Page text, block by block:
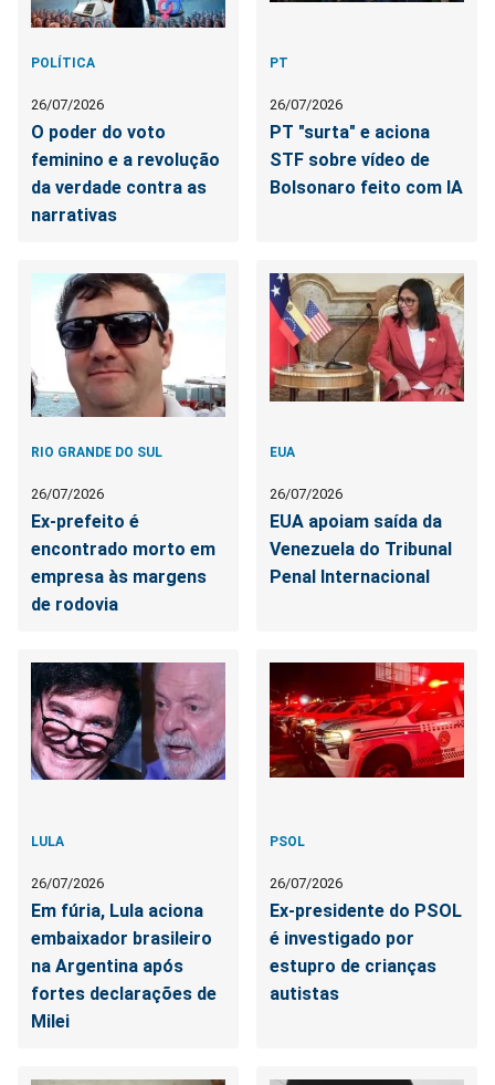
POLÍTICA
26/07/2026
O poder do voto
feminino e a revolução
da verdade contra as
narrativas
PT
26/07/2026
PT "surta" e aciona
STF sobre vídeo de
Bolsonaro feito com IA
RIO GRANDE DO SUL
26/07/2026
Ex-prefeito é
encontrado morto em
empresa às margens
de rodovia
EUA
26/07/2026
EUA apoiam saída da
Venezuela do Tribunal
Penal Internacional
LULA
26/07/2026
Em fúria, Lula aciona
embaixador brasileiro
na Argentina após
fortes declarações de
Milei
PSOL
26/07/2026
Ex-presidente do PSOL
é investigado por
estupro de crianças
autistas